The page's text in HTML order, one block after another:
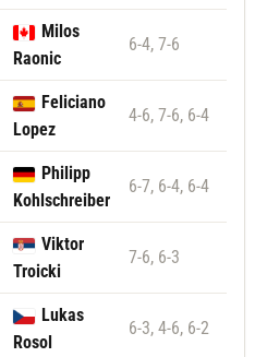
Milos
Raonic
6-4, 7-6
Feliciano
Lopez
4-6, 7-6, 6-4
Philipp
Kohlschreiber
6-7, 6-4, 6-4
Viktor
Troicki
7-6, 6-3
Lukas
Rosol
6-3, 4-6, 6-2